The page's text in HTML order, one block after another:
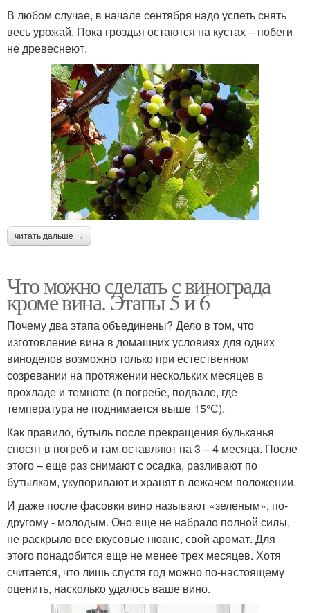
В любом случае, в начале сентября надо успеть снять
весь урожай. Пока гроздья остаются на кустах – побеги
не древеснеют.
читать дальше →
Что можно сделать с винограда
кроме вина. Этапы 5 и 6
Почему два этапа объединены? Дело в том, что
изготовление вина в домашних условиях для одних
виноделов возможно только при естественном
созревании на протяжении нескольких месяцев в
прохладе и темноте (в погребе, подвале, где
температура не поднимается выше 15°С).
Как правило, бутыль после прекращения бульканья
сносят в погреб и там оставляют на 3 – 4 месяца. После
этого – еще раз снимают с осадка, разливают по
бутылкам, укупоривают и хранят в лежачем положении.
И даже после фасовки вино называют «зеленым», по-
другому - молодым. Оно еще не набрало полной силы,
не раскрыло все вкусовые нюанс, свой аромат. Для
этого понадобится еще не менее трех месяцев. Хотя
считается, что лишь спустя год можно по-настоящему
оценить, насколько удалось ваше вино.